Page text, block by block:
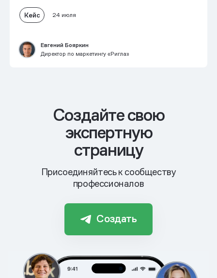
Кейс 24 июля
Евгений Бояркин
Директор по маркетингу «Ригла»
Cоздайте свою
экспертную
страницу
Присоединяйтесь к сообществу
профессионалов
Создать